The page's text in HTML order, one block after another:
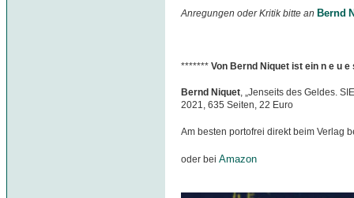
Anregungen oder Kritik bitte an Bernd
******* Von Bernd Niquet ist ein n e u
Bernd Niquet , „Jenseits des Geldes.
2021, 635 Seiten, 22 Euro
Am besten portofrei direkt beim Verlag
oder bei Amazon